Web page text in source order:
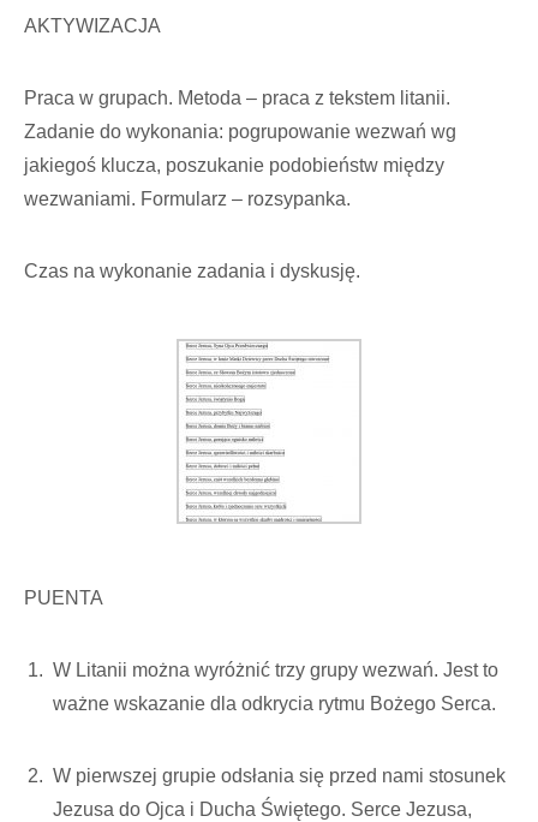
AKTYWIZACJA
Praca w grupach. Metoda – praca z tekstem litanii.
Zadanie do wykonania: pogrupowanie wezwań wg
jakiegoś klucza, poszukanie podobieństw między
wezwaniami. Formularz – rozsypanka.
Czas na wykonanie zadania i dyskusję.
PUENTA
W Litanii można wyróżnić trzy grupy wezwań. Jest to
ważne wskazanie dla odkrycia rytmu Bożego Serca.
W pierwszej grupie odsłania się przed nami stosunek
Jezusa do Ojca i Ducha Świętego. Serce Jezusa,